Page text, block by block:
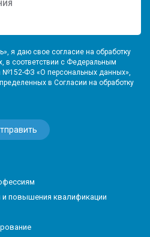
я даю свое согласие на обработку
в соответствии с Федеральным
№152-ФЗ «О персональных данных»,
в Согласии на обработку
повышения квалификации